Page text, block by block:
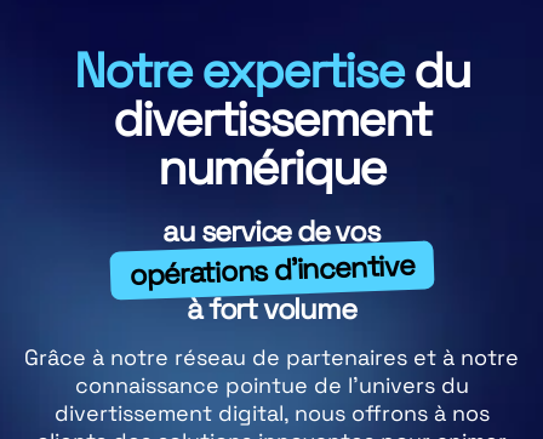
Notre expertisedu
divertissement
numérique
au service de vos
opérations d'incentive
à fort volume
Grâce à notre réseau de partenaires et à notre
connaissance pointue de l'univers du
divertissement digital, nous offrons à nos